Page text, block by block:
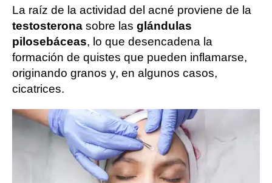
La raíz de la actividad del acné proviene de la
testosterona sobre las glándulas
pilosebáceas, lo que desencadena la
formación de quistes que pueden inflamarse,
originando granos y, en algunos casos,
cicatrices.